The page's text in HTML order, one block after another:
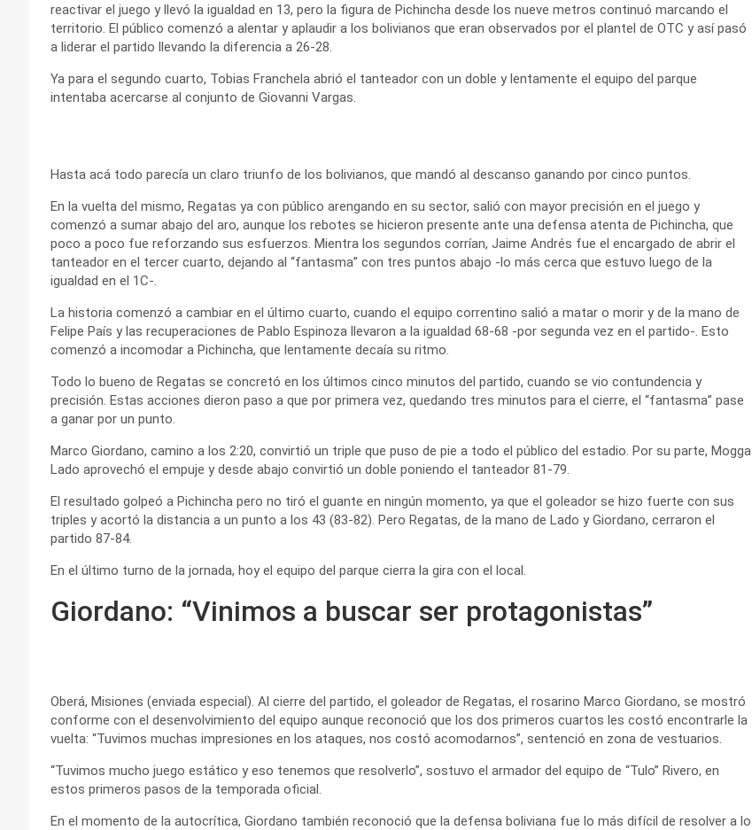
reactivar el juego y llevó la igualdad en 13, pero la figura de Pichincha desde los nueve metros continuó marcando el
territorio. El público comenzó a alentar y aplaudir a los bolivianos que eran observados por el plantel de OTC y así pasó
a liderar el partido llevando la diferencia a 26-28.
Ya para el segundo cuarto, Tobias Franchela abrió el tanteador con un doble y lentamente el equipo del parque
intentaba acercarse al conjunto de Giovanni Vargas.
Hasta acá todo parecía un claro triunfo de los bolivianos, que mandó al descanso ganando por cinco puntos.
En la vuelta del mismo, Regatas ya con público arengando en su sector, salió con mayor precisión en el juego y
comenzó a sumar abajo del aro, aunque los rebotes se hicieron presente ante una defensa atenta de Pichincha, que
poco a poco fue reforzando sus esfuerzos. Mientra los segundos corrían, Jaime Andrés fue el encargado de abrir el
tanteador en el tercer cuarto, dejando al “fantasma” con tres puntos abajo -lo más cerca que estuvo luego de la
igualdad en el 1C-.
La historia comenzó a cambiar en el último cuarto, cuando el equipo correntino salió a matar o morir y de la mano de
Felipe País y las recuperaciones de Pablo Espinoza llevaron a la igualdad 68-68 -por segunda vez en el partido-. Esto
comenzó a incomodar a Pichincha, que lentamente decaía su ritmo.
Todo lo bueno de Regatas se concretó en los últimos cinco minutos del partido, cuando se vio contundencia y
precisión. Estas acciones dieron paso a que por primera vez, quedando tres minutos para el cierre, el “fantasma” pase
a ganar por un punto.
Marco Giordano, camino a los 2:20, convirtió un triple que puso de pie a todo el público del estadio. Por su parte, Mogga
Lado aprovechó el empuje y desde abajo convirtió un doble poniendo el tanteador 81-79.
El resultado golpeó a Pichincha pero no tiró el guante en ningún momento, ya que el goleador se hizo fuerte con sus
triples y acortó la distancia a un punto a los 43 (83-82). Pero Regatas, de la mano de Lado y Giordano, cerraron el
partido 87-84.
En el último turno de la jornada, hoy el equipo del parque cierra la gira con el local.
Giordano: “Vinimos a buscar ser protagonistas”
Oberá, Misiones (enviada especial). Al cierre del partido, el goleador de Regatas, el rosarino Marco Giordano, se mostró
conforme con el desenvolvimiento del equipo aunque reconoció que los dos primeros cuartos les costó encontrarle la
vuelta: “Tuvimos muchas impresiones en los ataques, nos costó acomodarnos”, sentenció en zona de vestuarios.
“Tuvimos mucho juego estático y eso tenemos que resolverlo”, sostuvo el armador del equipo de “Tulo” Rivero, en
estos primeros pasos de la temporada oficial.
En el momento de la autocrítica, Giordano también reconoció que la defensa boliviana fue lo más difícil de resolver a lo